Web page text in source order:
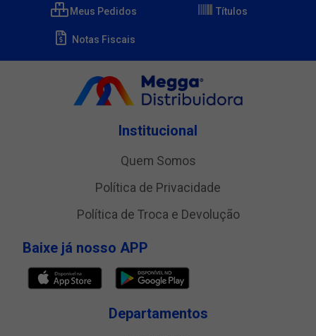
Meus Pedidos Títulos
Notas Fiscais
Institucional
Quem Somos
Política de Privacidade
Política de Troca e Devolução
Baixe já nosso APP
Departamentos